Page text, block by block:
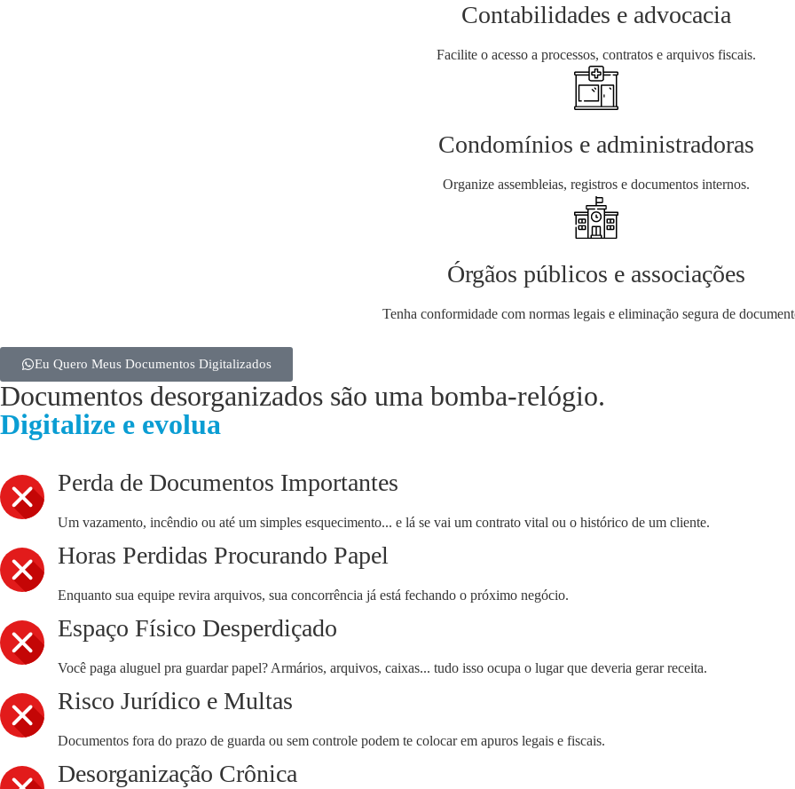
Contabilidades e advocacia
Facilite o acesso a processos, contratos e arquivos fiscais.
Condomínios e administradoras
Organize assembleias, registros e documentos internos.
Órgãos públicos e associações
Tenha conformidade com normas legais e eliminação segura de
Eu Quero Meus Documentos Digitalizados
Documentos desorganizados são uma bomba-relógio.
Digitalize e evolua
Perda de Documentos Importantes
Um vazamento, incêndio ou até um simples esquecimento... e lá se vai um contrato vital ou o histórico de um cliente.
Horas Perdidas Procurando Papel
Enquanto sua equipe revira arquivos, sua concorrência já está fechando o próximo negócio.
Espaço Físico Desperdiçado
Você paga aluguel pra guardar papel? Armários, arquivos, caixas... tudo isso ocupa o lugar que deveria gerar receita.
Risco Jurídico e Multas
Documentos fora do prazo de guarda ou sem controle podem te colocar em apuros legais e fiscais.
Desorganização Crônica